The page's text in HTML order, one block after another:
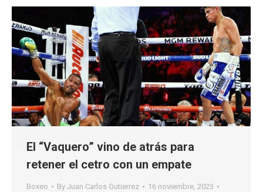
El “Vaquero” vino de atrás para
retener el cetro con un empate
Boxeo By Juan Carlos Gutierrez
16 noviembre, 2023